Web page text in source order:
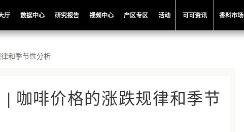
厅 数据中心 研究报告 视频中心 产区专区 活动 可可资讯 香料市场
和季节性分析
咖啡价格的涨跌规律和季节